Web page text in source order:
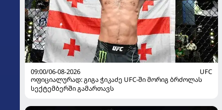
09:00/06-08-2026
UFC
ოფიციალურად: გიგა ჭიკაძე UFC-ში მორიგ ბრძოლას
სექტემბერში გამართავს